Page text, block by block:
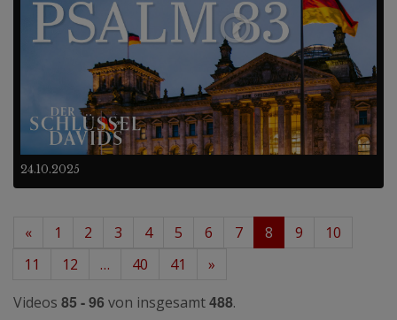
24.10.2025
« 1 2 3 4 5 6 7 8 9
10
11
12 … 40 41
»
Videos 85 - 96 von insgesamt488.